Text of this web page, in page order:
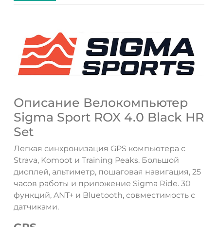
Описание Велокомпьютер
Sigma Sport ROX 4.0 Black HR
Set
Легкая синхронизация GPS компьютера с
Strava, Komoot и Training Peaks. Большой
дисплей, альтиметр, пошаговая навигация, 25
часов работы и приложение Sigma Ride. 30
функций, ANT+ и Bluetooth, совместимость с
датчиками.